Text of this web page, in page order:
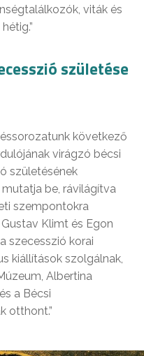
viták és
születése
következő
virágzó bécsi
születésének
be, rávilágítva
szempontokra
Klimt és Egon
szecesszió korai
kiállítások szolgálnak,
Albertina
a Bécsi
otthont.”